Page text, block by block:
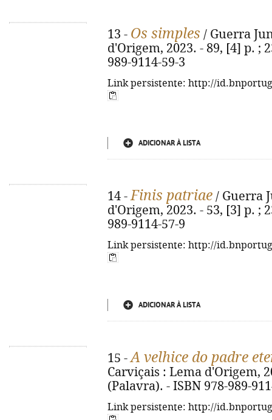
13 - Os simples / Guerra
d'Origem, 2023. - 89, [4] p. ;
989-9114-59-3
Link persistente: http://
ADICIONAR À LISTA
14 -Finis patriae / Guerra
d'Origem, 2023. - 53, [3] p. ;
989-9114-57-9
Link persistente: http://
ADICIONAR À LISTA
15 -A velhice do padre
Carviçais : Lema d'Origem,
(Palavra). - ISBN 978-989-
Link persistente: http://